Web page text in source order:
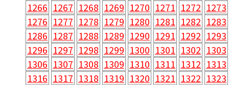
1266 1267 1268 1269 1270 1271 1272 1273
1276 1277 1278 1279 1280 1281 1282 1283
1286 1287 1288 1289 1290 1291 1292 1293
1296 1297 1298 1299 1300 1301 1302 1303
1306 1307 1308 1309 1310 1311 1312 1313
1316 1317 1318 1319 1320 1321 1322 1323